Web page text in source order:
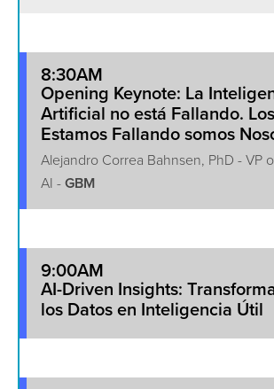
8:30AM
Opening Keynote: La
Artificial no está Fallando.
Estamos Fallando somos
Alejandro Correa Bahnsen, PhD - VP
AI - GBM
9:00AM
AI-Driven Insights:
los Datos en Inteligencia Útil